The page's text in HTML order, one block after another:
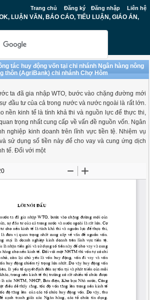
Trang chủ Đăng ký Đăng nhập Liên hệ
LUẬN VĂN, BÁO CÁO, TIỂU LUẬN, GIÁO ÁN,
tác huy động vốn tại chi nhánh Ngân hàng nông
thôn (AgriBank) chi nhánh Chợ Hôm
ta đã gia nhập WTO, bước vào chặng đường mới
đầu tư của cả trong nước và nước ngoài là rất lớn.
nền kinh tế là tính khả thi và nguồn lực để thực thi,
trọng nhất cung cấp về vấn đề nguồn vốn. Ngân
nghiệp kinh doanh trên lĩnh vực tiền tệ. Nhiệm vụ
sử dụng số tiền này để cho vay và cung ứng dịch
tế. Đối với một